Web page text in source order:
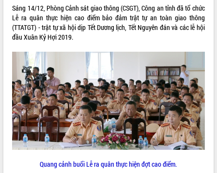
SỞ, BAN, NGÀNH
UBND CÁC XÃ, PHƯỜNG
HỆ THỐNG VĂN BẢN
VĂN BẢN HĐND TỈNH
ĐIỂM TIN VĂN BẢN
QUY HOẠCH - KẾ HOẠCH
Sáng 14/12, Phòng Cảnh sát giao thông (CSGT), Công an tỉnh đã tổ chức
Lễ ra quân thực hiện cao điểm bảo đảm trật tự an toàn giao thông
(TTATGT) - trật tự xã hội dịp Tết Dương lịch, Tết Nguyên đán và các lễ hội
đầu Xuân Kỷ Hợi 2019.
Quang cảnh buổi Lễ ra quân thực hiện đợt cao điểm.